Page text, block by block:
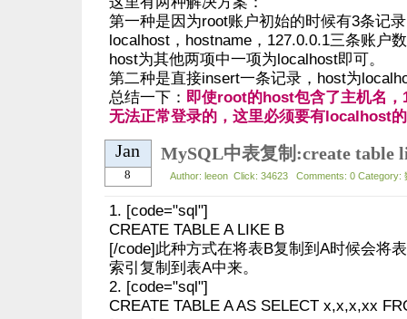
第一种是因为root账户初始的时候有3条记
localhost，hostname，127.0.0.1三条账户
host为其他两项中一项为localhost即可。
第二种是直接insert一条记录，host为
总结一下： 即使root的host包含了主机名，
无法正常登录的，这里必须要有localhost
Jan
8 Author: leeon Click: 34623 Comments: 0 Category:
1. [code="sql"]
CREATE TABLE A LIKE B
[/code]此种方式在将表B复制到A时候会将
索引复制到表A中来。
2. [code="sql"]
CREATE TABLE A AS SELECT x,x,x,xx